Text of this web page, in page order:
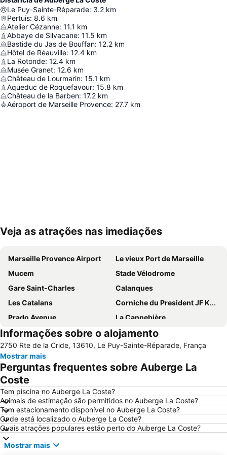
Le Puy-Sainte-Réparade: 3.2 km
Pertuis: 8.6 km
Atelier Cézanne: 11.1 km
Abbaye de Silvacane: 11.5 km
Bastide du Jas de Bouffan: 12.2 km
Hôtel de Réauville: 12.4 km
La Rotonde: 12.4 km
Musée Granet: 12.6 km
Château de Lourmarin: 15.1 km
Aqueduc de Roquefavour: 15.8 km
Château de la Barben: 17.2 km
Aéroport de Marseille Provence: 27.7 km
Ampliar mapa
Veja as atrações nas imediações
Marseille Provence Airport
Le vieux Port de Marseille
Mucem
Stade Vélodrome
Gare Saint-Charles
Calanques
Les Catalans
Corniche du President JF Kennedy
Prado Avenue
La Cannebière
Cabo Canaille
Aix en Provence Railway Station TGV
Grand port maritime
Palais du Pharo
Prefeitura
Le Cèdre
Abbaye de Senanque
Hôtel de Ville
Port de Cassis
Catedral de Saint Sauveu
Montolivet
Cathédrale Sainte-Marie-Majeure
Vauban
Palais des congrès
Sainte-Marguerite
Informações sobre o alojamento
2750 Rte de la Cride, 13610, Le Puy-Sainte-Réparade, França
Mostrar mais
Perguntas frequentes sobre Auberge La
Coste
Tem piscina no Auberge La Coste?
Animais de estimação são permitidos no Auberge La Coste?
Tem estacionamento disponível no Auberge La Coste?
Onde está localizado o Auberge La Coste?
Quais atrações populares estão perto do Auberge La Coste?
Mostrar mais